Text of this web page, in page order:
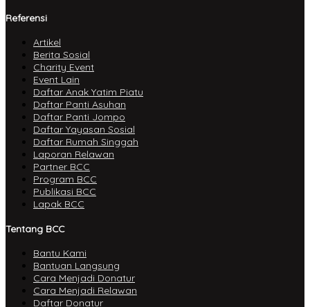
Referensi
Artikel
Berita Sosial
Charity Event
Event Lain
Daftar Anak Yatim Piatu
Daftar Panti Asuhan
Daftar Panti Jompo
Daftar Yayasan Sosial
Daftar Rumah Singgah
Laporan Relawan
Partner BCC
Program BCC
Publikasi BCC
Lapak BCC
Tentang BCC
Bantu Kami
Bantuan Langsung
Cara Menjadi Donatur
Cara Menjadi Relawan
Daftar Donatur